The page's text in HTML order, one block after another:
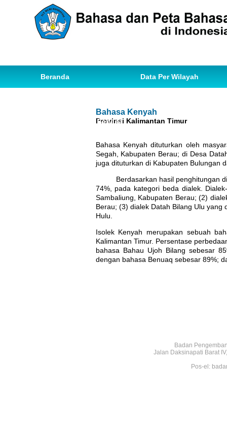
Beranda Data Per Wilayah
Ihwal Pemetaan Bahasa
Bahasa Kenyah
Provinsi Kalimantan Timur
Bahasa Kenyah dituturkan oleh
Segah, Kabupaten Berau; di Desa
juga dituturkan di Kabupaten Bulungan
Berdasarkan hasil penghitungan
74%, pada kategori beda dialek.
Sambaliung, Kabupaten Berau; (2)
Berau; (3) dialek Datah Bilang Ulu
Hulu.
Isolek Kenyah merupakan sebuah
Kalimantan Timur. Persentase
bahasa Bahau Ujoh Bilang sebesar
dengan bahasa Benuaq sebesar 89%;
Badan
Jalan Daksinapati Barat
Pos-el: